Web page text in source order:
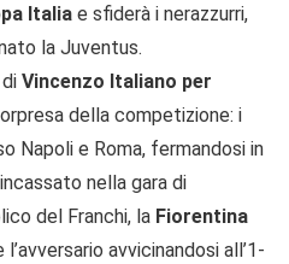
Italia e sfiderà i nerazzurri,
la Juventus.
Vincenzo Italiano per
della competizione: i
Napoli e Roma, fermandosi in
nella gara di
del Franchi, la Fiorentina
avvicinandosi all’1-